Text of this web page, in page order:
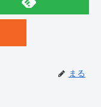
まる